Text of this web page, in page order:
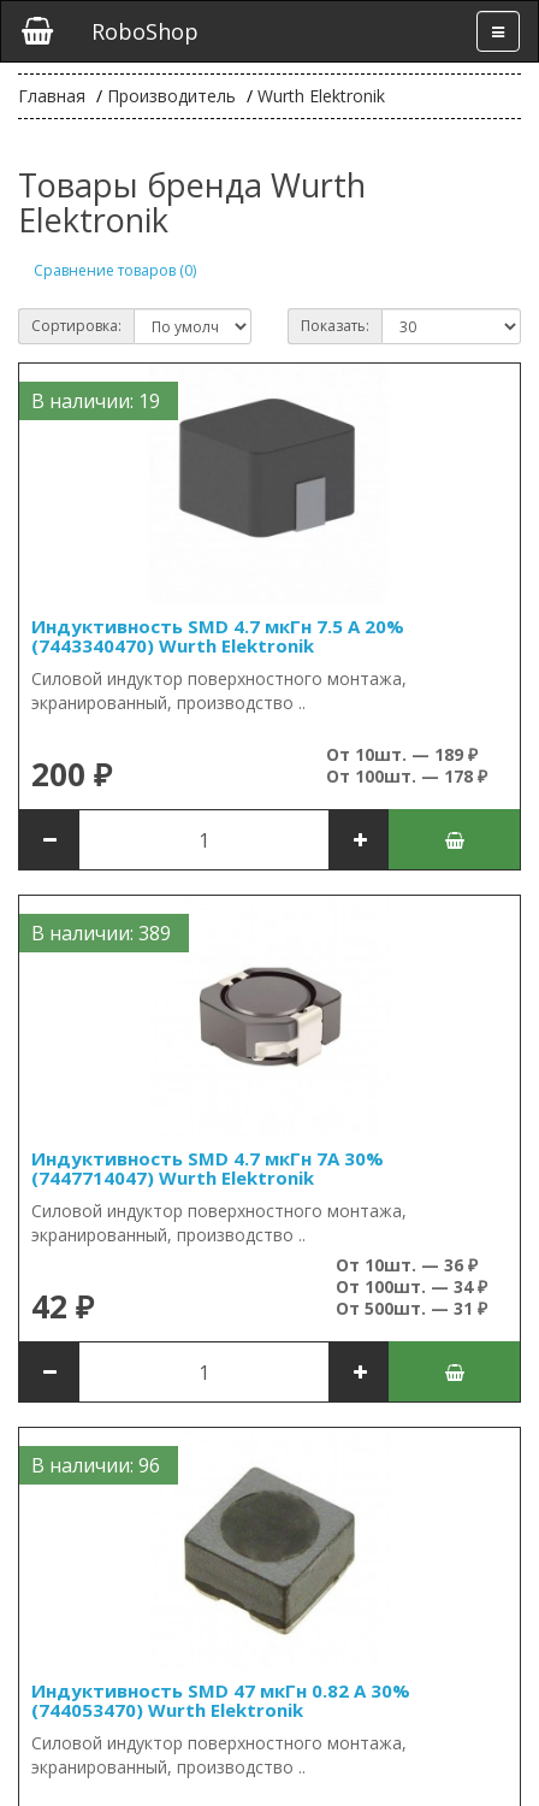
RoboShop
Главная Производитель Wurth Elektronik
Товары бренда Wurth
Elektronik
Сравнение товаров (0)
Сортировка: Показать:
В наличии: 19
Индуктивность SMD 4.7 мкГн 7.5 А 20%
(7443340470) Wurth Elektronik
Силовой индуктор поверхностного монтажа,
экранированный, производство ..
200 ₽
От 10шт. — 189 ₽
От 100шт. — 178 ₽
В наличии: 389
Индуктивность SMD 4.7 мкГн 7А 30%
(7447714047) Wurth Elektronik
Силовой индуктор поверхностного монтажа,
экранированный, производство ..
42 ₽
От 10шт. — 36 ₽
От 100шт. — 34 ₽
От 500шт. — 31 ₽
В наличии: 96
Индуктивность SMD 47 мкГн 0.82 А 30%
(744053470) Wurth Elektronik
Силовой индуктор поверхностного монтажа,
экранированный, производство ..